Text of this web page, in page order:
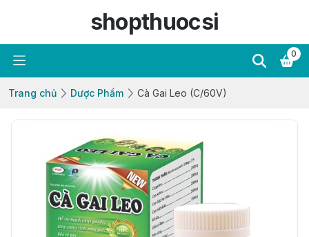
shopthuocsi
0
Trang chủ Dược Phẩm Cà Gai Leo (C/60V)